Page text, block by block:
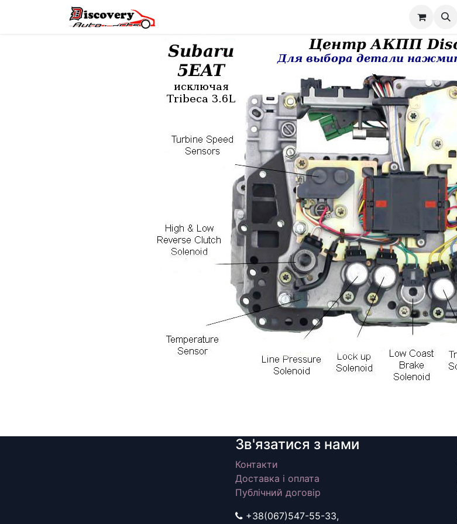
Зв'язатися з нами
Контакти
Доставка і оплата
Публічний договір
+38(067)547-55-33,